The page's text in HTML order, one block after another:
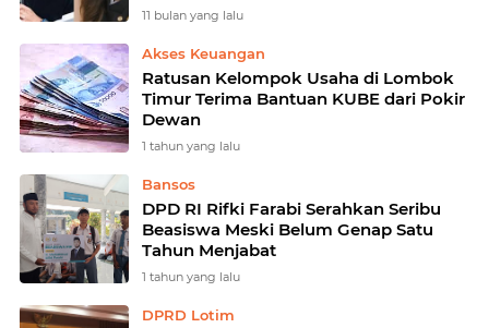
11 bulan yang lalu
Akses Keuangan
Ratusan Kelompok Usaha di Lombok
Timur Terima Bantuan KUBE dari Pokir
Dewan
1 tahun yang lalu
Bansos
DPD RI Rifki Farabi Serahkan Seribu
Beasiswa Meski Belum Genap Satu
Tahun Menjabat
1 tahun yang lalu
DPRD Lotim